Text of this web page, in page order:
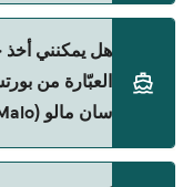
نعم، يمكنك السفر
Brittany Ferries
هل يمكنني أخذ
سان مالو (St Malo)؟